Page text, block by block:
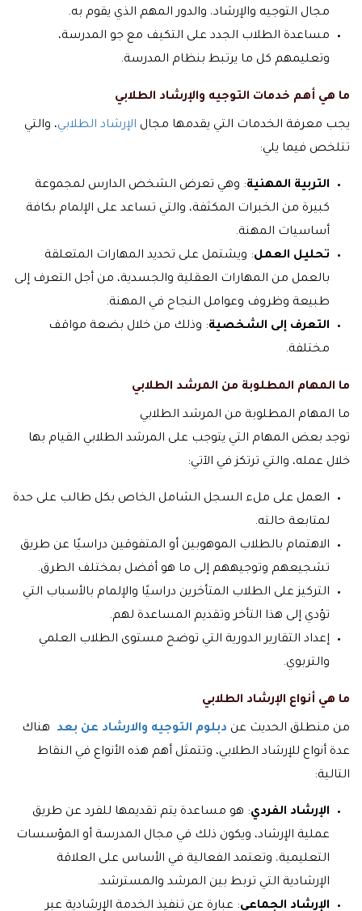
مجال التوجيه والإرشاد، والدور المهم الذي يقوم به.
مساعدة الطلاب الجدد على التكيف مع جو المدرسة،
وتعليمهم كل ما يرتبط بنظام المدرسة.
ما هي أهم خدمات التوجيه والإرشاد الطلابي
يجب معرفة الخدمات التي يقدمها مجال الإرشاد الطلابي، والتي
تتلخص فيما يلي:
التربية المهنية: وهي تعرض الشخص الدارس لمجموعة
كبيرة من الخبرات المكثفة، والتي تساعد على الإلمام بكافة
أساسيات المهنة.
تحليل العمل: ويشتمل على تحديد المهارات المتعلقة
بالعمل من المهارات العقلية والجسدية، من أجل التعرف إلى
طبيعة وظروف وعوامل النجاح في المهنة.
التعرف إلى الشخصية: وذلك من خلال بضعة مواقف
مختلفة.
ما المهام المطلوبة من المرشد الطلابي
ما المهام المطلوبة من المرشد الطلابي
توجد بعض المهام التي يتوجب على المرشد الطلابي القيام بها
خلال عمله، والتي ترتكز في الآتي:
العمل على ملء السجل الشامل الخاص بكل طالب على حدة
لمتابعة حالته.
الاهتمام بالطلاب الموهوبين أو المتفوقين دراسيًا عن طريق
تشجيعهم وتوجيههم إلى ما هو أفضل بمختلف الطرق.
التركيز على الطلاب المتأخرين دراسيًا والإلمام بالأسباب التي
تؤدي إلى هذا التأخر وتقديم المساعدة لهم.
إعداد التقارير الدورية التي توضح مستوى الطلاب العلمي
والتربوي.
ما هي أنواع الإرشاد الطلابي
من منطلق الحديث عن دبلوم التوجيه والارشاد عن بعد هناك
عدة أنواع للإرشاد الطلابي، وتتمثل أهم هذه الأنواع في النقاط
التالية:
الإرشاد الفردي: هو مساعدة يتم تقديمها للفرد عن طريق
عملية الإرشاد، ويكون ذلك في مجال المدرسة أو المؤسسات
التعليمية، وتعتمد الفعالية في الأساس على العلاقة
الإرشادية التي تربط بين المرشد والمسترشد.
الإرشاد الجماعي: عبارة عن تنفيذ الخدمة الإرشادية عبر